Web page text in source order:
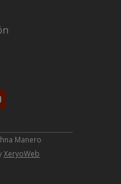
Manero
XeryoWeb